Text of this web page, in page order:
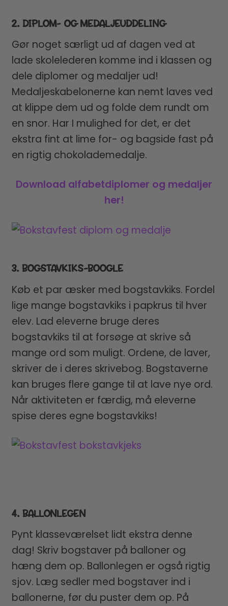
2. DIPLOM- OG MEDALJEUDDELING
Gør noget særligt ud af dagen ved at
lade skolelederen komme ind i klassen og
dele diplomer og medaljer ud!
Medaljeskabelonerne kan nemt laves ved
at klippe dem ud og folde dem rundt om
en snor. Har I mulighed for det, er det
ekstra fint at lime for- og bagside fast på
en rigtig chokolademedalje.
Download alfabetdiplomer og medaljer
her!
3. BOGSTAVKIKS-BOOGLE
Køb et par æsker med bogstavkiks. Fordel
lige mange bogstavkiks i papkrus til hver
elev. Lad eleverne bruge deres
bogstavkiks til at forsøge at skrive så
mange ord som muligt. Ordene, de laver,
skriver de i deres skrivebog. Bogstaverne
kan bruges flere gange til at lave nye ord.
Når aktiviteten er færdig, må eleverne
spise deres egne bogstavkiks!
4. BALLONLEGEN
Pynt klasseværelset lidt ekstra denne
dag! Skriv bogstaver på balloner og
hæng dem op. Ballonlegen er også rigtig
sjov. Læg sedler med bogstaver ind i
ballonerne, før du puster dem op. På